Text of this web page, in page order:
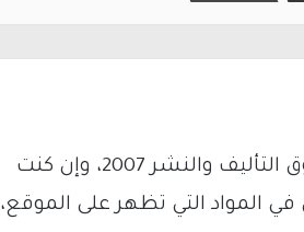
يتم الاستخدام المواد وفقًا للمادة 27 أ من قانون حقوق التأليف والنشر 2007، وإن كنت
المواد التي تظهر على الموقع،